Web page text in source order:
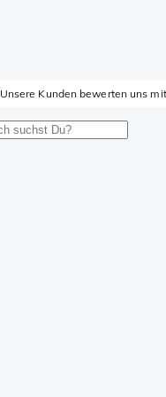
Unsere Kunden bewerten uns